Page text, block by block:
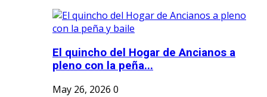
El quincho del Hogar de Ancianos a
pleno con la peña...
May 26, 2026 0